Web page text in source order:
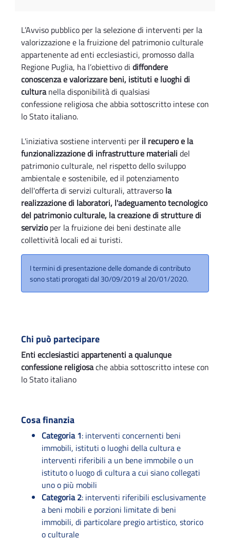
L’Avviso pubblico per la selezione di interventi per la
valorizzazione e la fruizione del patrimonio culturale
appartenente ad enti ecclesiastici, promosso dalla
Regione Puglia, ha l’obiettivo di diffondere
conoscenza e valorizzare beni, istituti e luoghi di
culturanella disponibilità di qualsiasi
confessione religiosa che abbia sottoscritto intese con
lo Stato italiano.
L'iniziativa sostiene interventi per il recupero e la
funzionalizzazione di infrastrutture materiali del
patrimonio culturale, nel rispetto dello sviluppo
ambientale e sostenibile, ed il potenziamento
dell'offerta di servizi culturali, attraverso la
realizzazione di laboratori, l'adeguamento tecnologico
del patrimonio culturale, la creazione di strutture di
servizioper la fruizione dei beni destinate alle
collettività locali ed ai turisti.
I termini di presentazione delle domande di contributo
sono stati prorogati dal 30/09/2019 al 20/01/2020.
Chi può partecipare
Enti ecclesiastici appartenenti a qualunque
confessione religiosache abbia sottoscritto intese con
lo Stato italiano
Cosa finanzia
Categoria 1: interventi concernenti beni
immobili, istituti o luoghi della cultura e
interventi riferibili a un bene immobile o un
istituto o luogo di cultura a cui siano collegati
uno o più mobili
Categoria 2: interventi riferibili esclusivamente
a beni mobili e porzioni limitate di beni
immobili, di particolare pregio artistico, storico
o culturale